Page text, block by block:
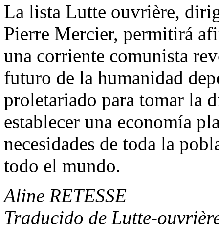
La lista Lutte ouvrière,
Pierre Mercier, permitirá
una corriente comunista
futuro de la humanidad
proletariado para tomar la
establecer una economía
necesidades de toda la
todo el mundo.
Aline RETESSE
Traducido de Lutte-